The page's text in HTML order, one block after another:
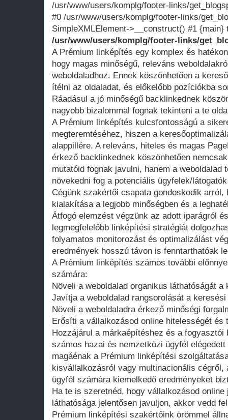
/usr/www/users/komplg/footer-links/
#0 /usr/www/users/komplg/footer-links/
SimpleXMLElement->__construct() #1 {main}
/usr/www/users/komplg/footer-links/
A Prémium linképítés egy komplex és
hogy magas minőségű, releváns
weboldaladhoz. Ennek köszönhetően a
ítélni az oldaladat, és előkelőbb pozíciókba
Ráadásul a jó minőségű backlinkednek
nagyobb bizalommal fognak tekinteni a te
A Prémium linképítés kulcsfontosságú a
megteremtéséhez, hiszen a
alappillére. A releváns, hiteles és magas
érkező backlinkednek köszönhetően
mutatóid fognak javulni, hanem a weboldalad
növekedni fog a potenciális ügyfelek/
Cégünk szakértői csapata gondoskodik arról,
kialakítása a legjobb minőségben és a
Átfogó elemzést végzünk az adott iparágról
legmegfelelőbb linképítési stratégiát
folyamatos monitorozást és optimalizálást
eredmények hosszú távon is fenntarthatóak
A Prémium linképítés számos további
számára:
Növeli a weboldalad organikus láthatóságát a
Javítja a weboldalad rangsorolását a
Növeli a weboldaladra érkező minőségi
Erősíti a vállalkozásod online hitelességét és
Hozzájárul a márkaépítéshez és a fogyasztói
számos hazai és nemzetközi ügyfél
magáénak a Prémium linképítési
kisvállalkozásról vagy multinacionális cégről,
ügyfél számára kiemelkedő eredményeket
Ha te is szeretnéd, hogy vállalkozásod
láthatósága jelentősen javuljon, akkor vedd
Prémium linképítési szakértőink örömmel